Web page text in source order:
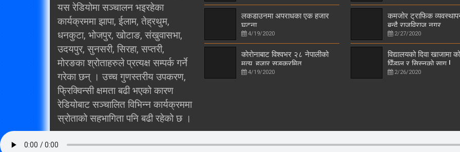
यस रेडियोमा सञ्चालन भइरहेका
कार्यक्रममा झापा, ईलाम, तेह्रथुम,
धनकुटा, भोजपुर, खोटाङ, संखुवासभा,
उदयपुर, सुनसरी, सिरहा, सप्तरी,
मोरङका श्रोताहरुले प्रत्यक्ष सम्पर्क गर्ने
गरेका छन् । उच्च गुणस्तरीय उपकरण,
फ्रिक्विन्सी क्षमता बढी भएको कारण
रेडियोबाट सञ्चालित विभिन्न कार्यक्रममा
स्रोताको सहभागिता पनि बढी रहेको छ ।
लकडाउनमा अपराधका एक हजार
घटना
4/19/2020
काेराेनाबाट विश्वभर २८ नेपालीको
मृत्यु, हजार सङ्क्रमित
4/19/2020
कमजोर ट्राफिक
बन्दै राजविराज नगर
2/27/2020
विद्यालयको दिवा खाजामा
पिँडालु र सिस्नुको साग !
2/26/2020
Radio Makalu 102.1 MHz© 2016. All Rights Reserved.